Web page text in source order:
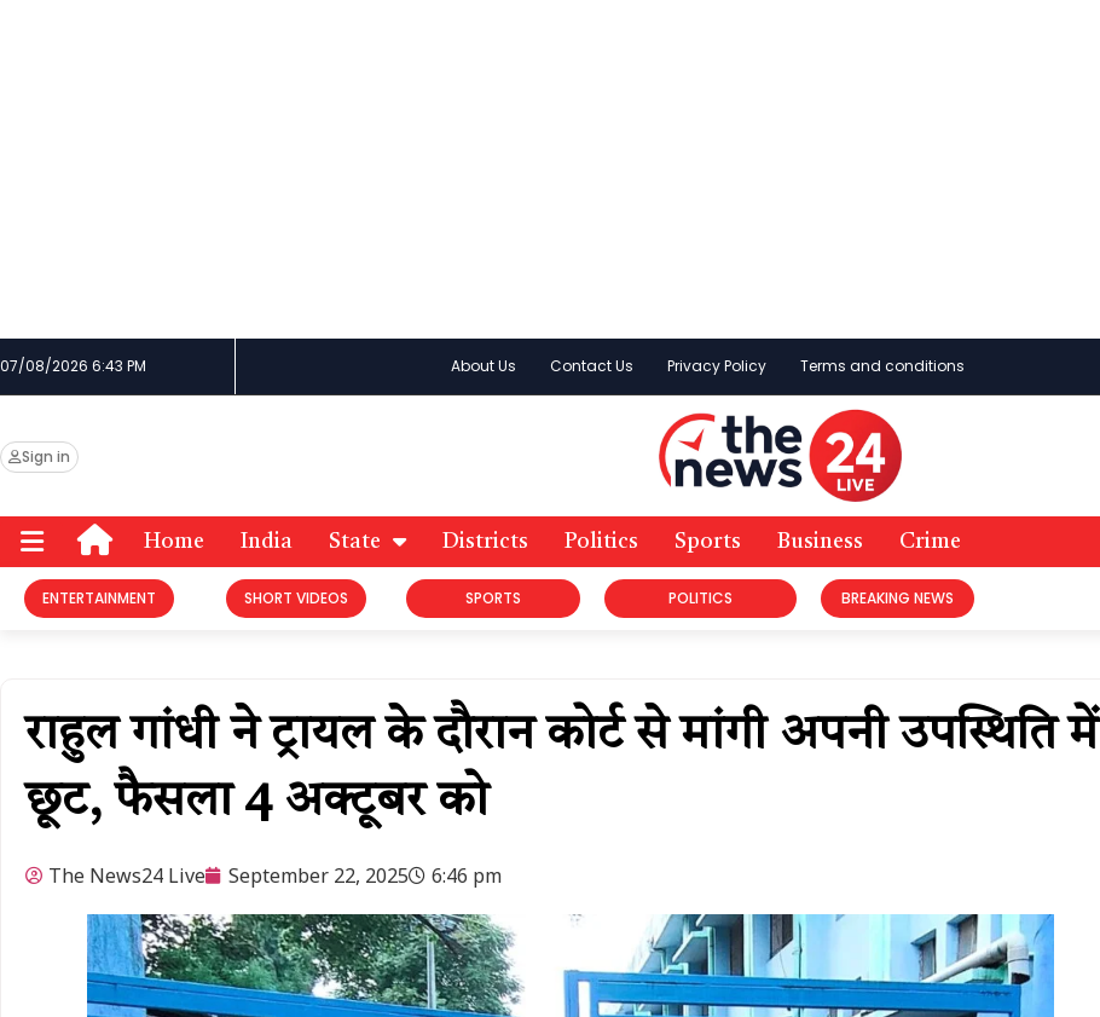
07/08/2026 6:43 PM About Us Contact Us Privacy Policy Terms and conditions
Sign in
Home India State Districts Politics Sports Business Crime
ENTERTAINMENT SHORT VIDEOS SPORTS POLITICS BREAKING NEWS
राहुल गांधी ने ट्रायल के दौरान कोर्ट से मांगी अपनी उपस्थिति में
छूट, फैसला 4 अक्टूबर को
The News24 Live September 22, 2025 6:46 pm